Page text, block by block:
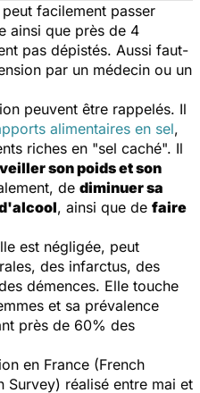
facilement passer
ainsi que près de 4
pas dépistés. Aussi faut-
par un médecin ou un
peuvent être rappelés. Il
alimentaires en sel,
riches en "sel caché". Il
son poids et son
de diminuer sa
, ainsi que de faire
est négligée, peut
des infarctus, des
démences. Elle touche
et sa prévalence
près de 60% des
en France (French
Survey) réalisé entre mai et